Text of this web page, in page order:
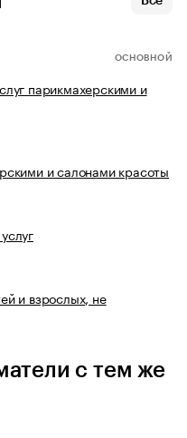
ОСНОВНОЙ
парикмахерскими и
и салонами красоты
и взрослых, не
с тем же